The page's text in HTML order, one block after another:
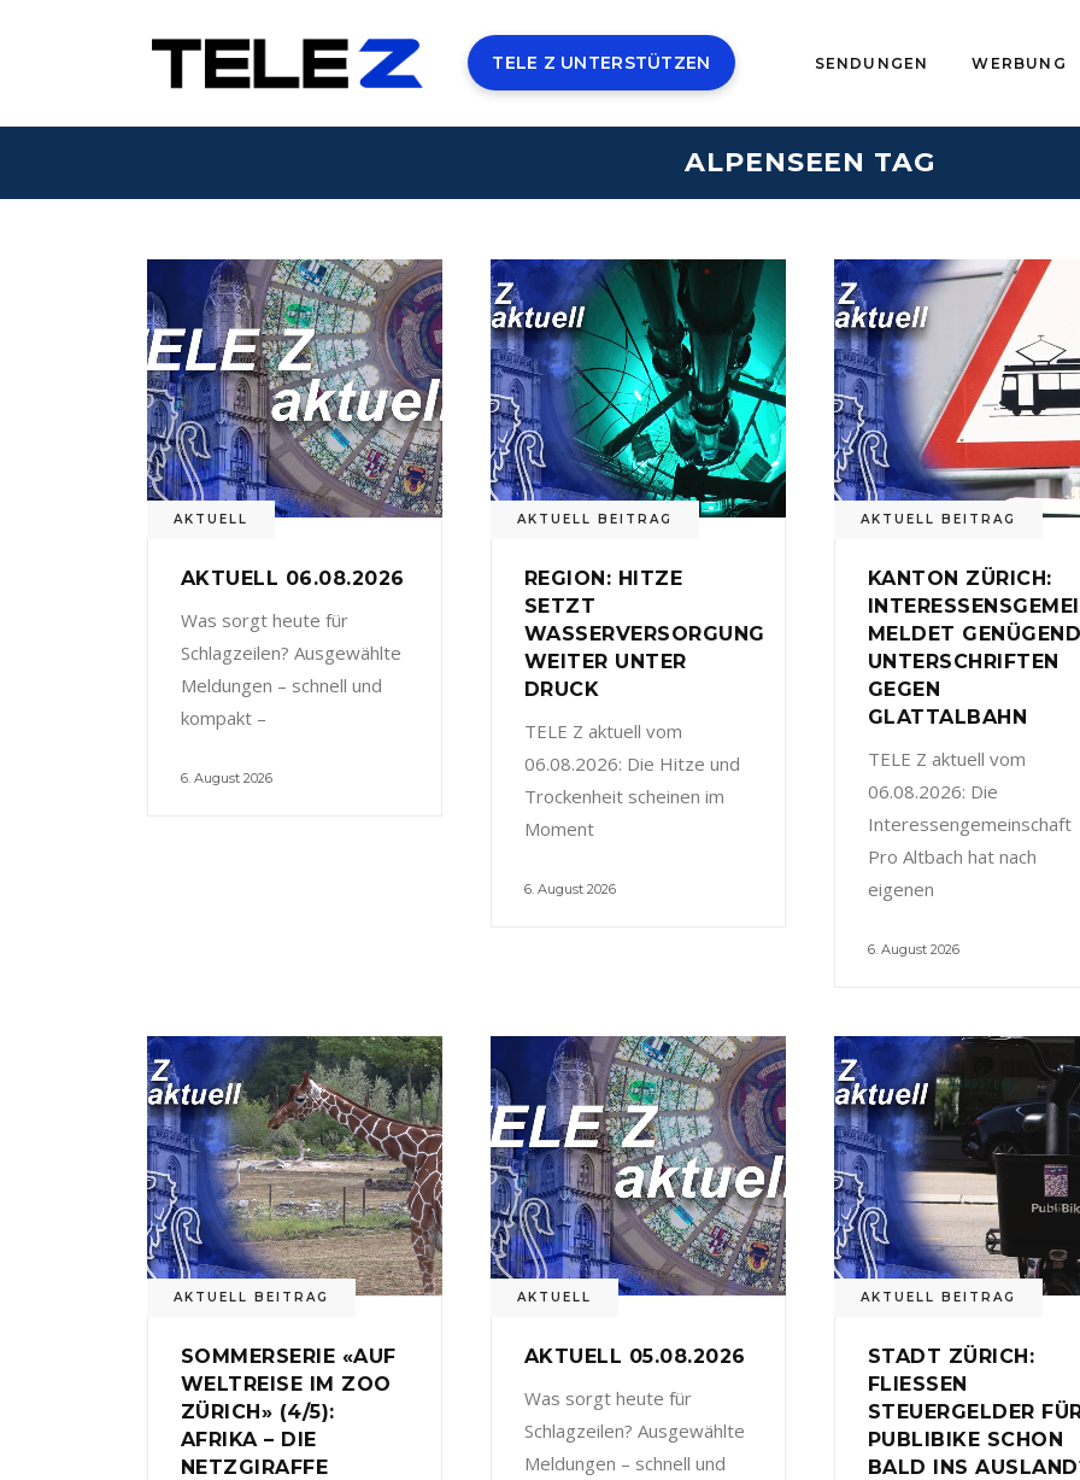
TELE Z UNTERSTÜTZEN SENDUNGEN WERBUNG
ALPENSEEN TAG
AKTUELL
AKTUELL 06.08.2026
Was sorgt heute für
Schlagzeilen? Ausgewählte
Meldungen – schnell und
kompakt –
6. August 2026
AKTUELL BEITRAG
REGION: HITZE
SETZT
WASSERVERSORGUNG
WEITER UNTER
DRUCK
TELE Z aktuell vom
06.08.2026: Die Hitze und
Trockenheit scheinen im
Moment
6. August 2026
AKTUELL BEITRAG
KANTON ZÜRICH:
MELDET
UNTERSCHRIFTEN
GEGEN
GLATTALBAHN
TELE Z aktuell vom
06.08.2026: Die
Interessengemeinschaft
Pro Altbach hat nach
eigenen
6. August 2026
AKTUELL BEITRAG
SOMMERSERIE «AUF
WELTREISE IM ZOO
ZÜRICH» (4/5):
AFRIKA – DIE
NETZGIRAFFE
AKTUELL
AKTUELL 05.08.2026
Was sorgt heute für
Schlagzeilen? Ausgewählte
Meldungen – schnell und
AKTUELL BEITRAG
STADT ZÜRICH:
FLIESSEN
STEUERGELDER
PUBLIBIKE SCHON
BALD INS